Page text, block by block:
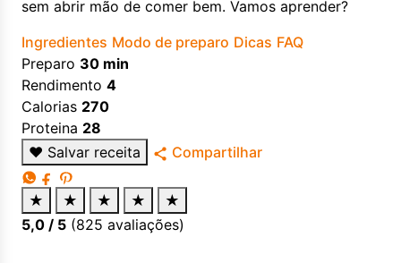
sem abrir mão de comer bem. Vamos aprender?
Ingredientes Modo de preparo Dicas FAQ
Preparo 30 min
Rendimento 4
Calorias 270
Proteina 28
♥ Salvar receita Compartilhar
★ ★ ★ ★
★
5,0 / 5 (825 avaliações)